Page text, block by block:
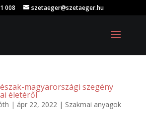
008 szetaeger@szetaeger.hu
magyarországi szegény
életéről
| ápr 22, 2022| Szakmai anyagok